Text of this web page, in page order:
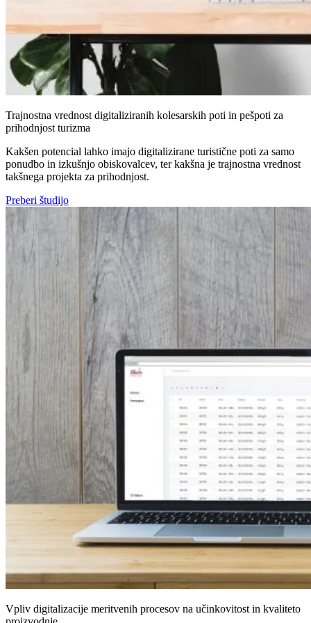
Trajnostna vrednost digitaliziranih kolesarskih poti in pešpoti za
prihodnjost turizma
Kakšen potencial lahko imajo digitalizirane turistične poti za samo
ponudbo in izkušnjo obiskovalcev, ter kakšna je trajnostna vrednost
takšnega projekta za prihodnjost.
Preberi študijo
Vpliv digitalizacije meritvenih procesov na učinkovitost in kvaliteto